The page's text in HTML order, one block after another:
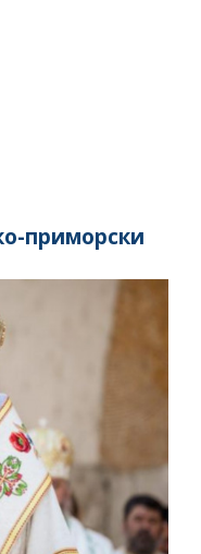
приморски